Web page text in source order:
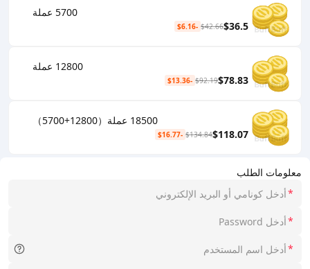
معلومات الطلب
*
*
*
5700 عملة
$36.5
$42.66
-$6.16
12800 عملة
$78.83
$92.19
-$13.36
18500 عملة（12800+5700）
$118.07
$134.84
-$16.77